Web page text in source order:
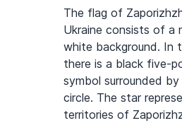
The flag of
Ukraine consists of a
white background. In
there is a black five-
symbol surrounded
circle. The star
territories of